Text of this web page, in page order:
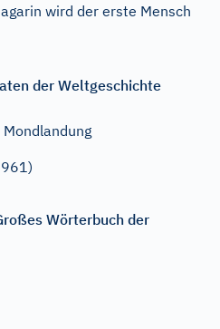
wird der erste Mensch
der Weltgeschichte
Wörterbuch der